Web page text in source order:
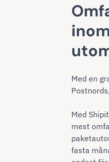
Med en
Med
mest
fasta